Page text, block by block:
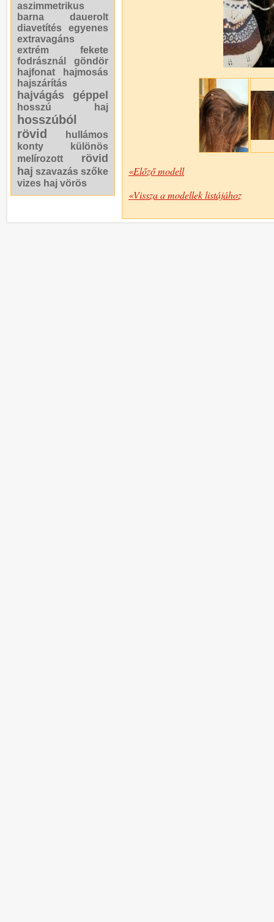
aszimmetrikus
barna
dauerolt
diavetítés
egyenes
extravagáns
extrém
fekete
fodrásznál
göndör
hajfonat
hajmosás
hajszárítás
hajvágás géppel
hosszú haj
hosszúból
rövid
hullámos
konty
különös
melírozott
rövid
haj szavazás szőke
vizes haj vörös
«Előző modell
«Vissza a modellek listájához